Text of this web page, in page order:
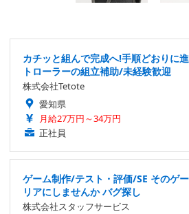
カチッと組んで完成へ!手順どおりに
トローラーの組立補助/未経験歓迎
株式会社Tetote
愛知県
月給27万円～34万円
正社員
ゲーム制作/テスト・評価/SE そのゲ
リアにしませんか バグ探し
株式会社スタッフサービス